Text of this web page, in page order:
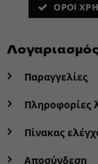
ΌΡΟΙ
Παραγγελίες
Πληροφορίες
Πίνακας
Αποσύνδεση